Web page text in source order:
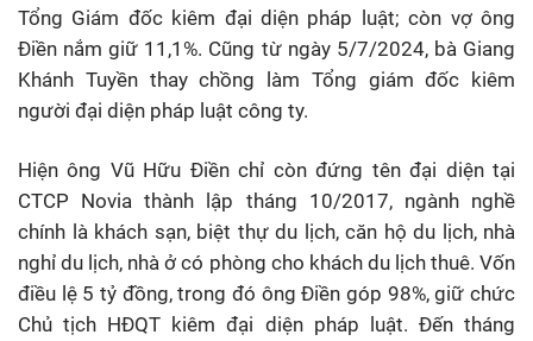
Tổng Giám đốc kiêm đại diện pháp luật; còn vợ ông
Điền nắm giữ 11,1%. Cũng từ ngày 5/7/2024, bà Giang
Khánh Tuyền thay chồng làm Tổng giám đốc kiêm
người đại diện pháp luật công ty.
Hiện ông Vũ Hữu Điền chỉ còn đứng tên đại diện tại
CTCP Novia thành lập tháng 10/2017, ngành nghề
chính là khách sạn, biệt thự du lịch, căn hộ du lịch, nhà
nghỉ du lịch, nhà ở có phòng cho khách du lịch thuê. Vốn
điều lệ 5 tỷ đồng, trong đó ông Điền góp 98%, giữ chức
Chủ tịch HĐQT kiêm đại diện pháp luật. Đến tháng